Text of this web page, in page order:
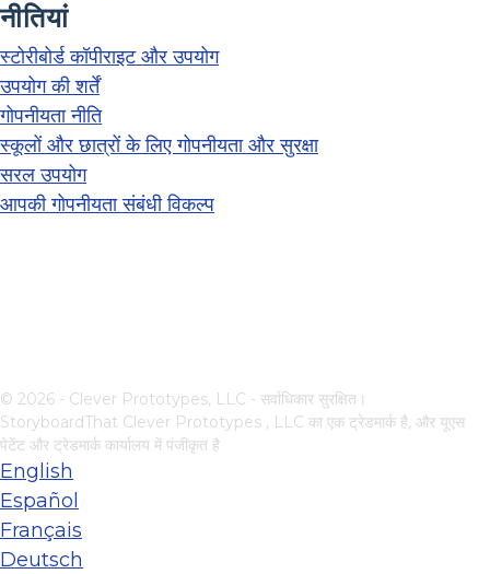
नीतियां
स्टोरीबोर्ड कॉपीराइट और उपयोग
उपयोग की शर्तें
गोपनीयता नीति
स्कूलों और छात्रों के लिए गोपनीयता और सुरक्षा
सरल उपयोग
आपकी गोपनीयता संबंधी विकल्प
© 2026 - Clever Prototypes, LLC - सर्वाधिकार सुरक्षित।
StoryboardThat Clever Prototypes , LLC का एक ट्रेडमार्क है, और यूएस
पेटेंट और ट्रेडमार्क कार्यालय में पंजीकृत है
English
Español
Français
Deutsch